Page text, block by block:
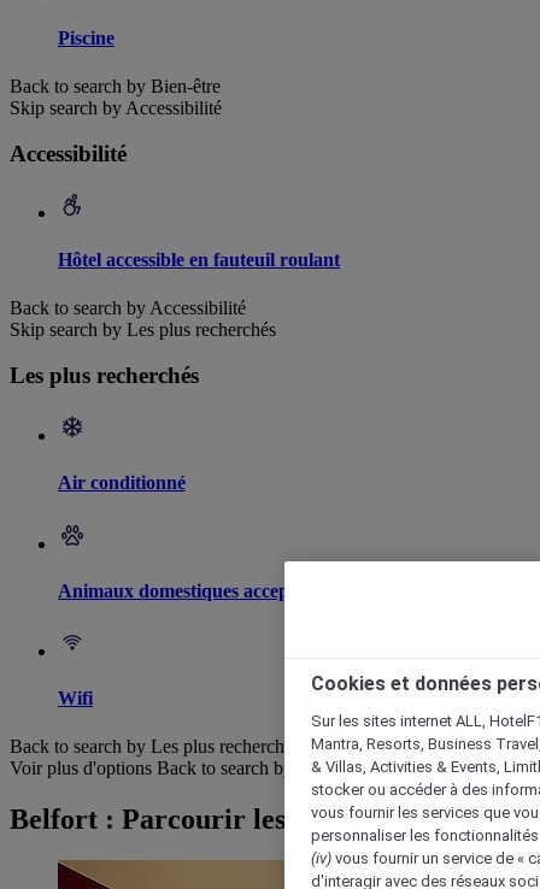
Piscine
Back to search by Bien-être
Skip search by Accessibilité
Accessibilité
Hôtel accessible en fauteuil roulant
Back to search by Accessibilité
Skip search by Les plus recherchés
Les plus recherchés
Air conditionné
Animaux domestiques acceptés
Wifi
Back to search by Les plus recherchés
Voir plus d'options Back to search by categories
Belfort : Parcourir les hôtels
Cookies et données
Sur les sites internet ALL,
Mantra, Resorts, Business
& Villas, Activities & Events,
stocker ou accéder à des
vous fournir les services que
personnaliser les
(iv) vous fournir un service de «
d'interagir avec des réseaux